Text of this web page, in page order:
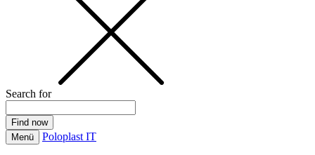
Search for
Menü Poloplast IT